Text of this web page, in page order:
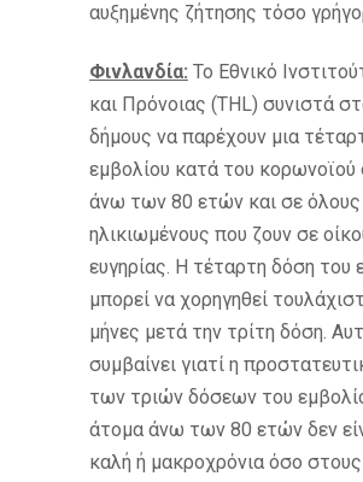
αυξημένης ζήτησης τόσο
Φινλανδία: Το Εθνικό
και Πρόνοιας (THL) συνιστά
δήμους να παρέχουν μια
εμβολίου κατά του κορωνοϊού
άνω των 80 ετών και σε όλους
ηλικιωμένους που ζουν σε
ευγηρίας. Η τέταρτη δόση του
μπορεί να χορηγηθεί
μήνες μετά την τρίτη δόση.
συμβαίνει γιατί η
των τριών δόσεων του
άτομα άνω των 80 ετών δεν
καλή ή μακροχρόνια όσο στους